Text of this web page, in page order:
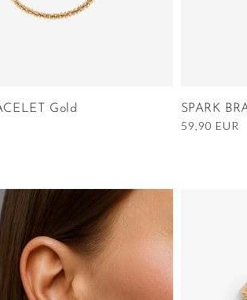
Gold SPARK
Ordinarie
59,90 EUR